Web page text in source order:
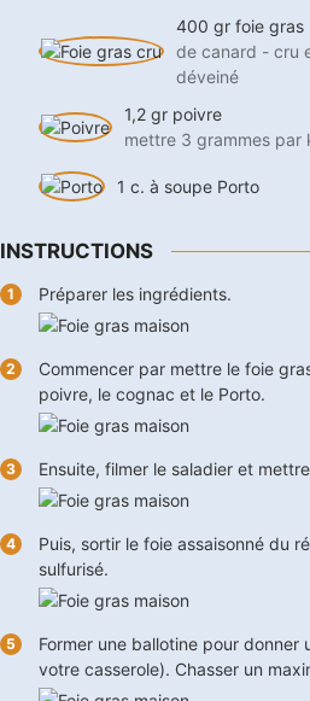
400 gr foie gras
de canard - cru
déveiné
1,2 gr poivre
mettre 3 grammes par
1 c. à soupe Porto
INSTRUCTIONS
Préparer les ingrédients.
Commencer par mettre le foie
poivre, le cognac et le Porto.
Ensuite, filmer le saladier et
Puis, sortir le foie assaisonné du
sulfurisé.
Former une ballotine pour
votre casserole). Chasser un